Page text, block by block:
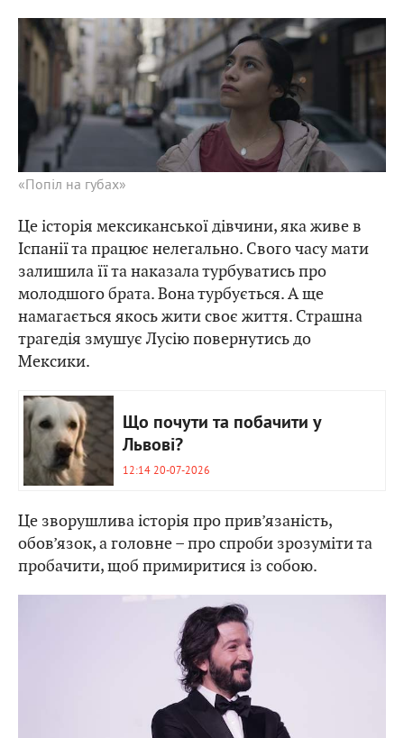
«Попіл на губах»
Це історія мексиканської дівчини, яка живе в
Іспанії та працює нелегально. Свого часу мати
залишила її та наказала турбуватись про
молодшого брата. Вона турбується. А ще
намагається якось жити своє життя. Страшна
трагедія змушує Лусію повернутись до
Мексики.
Що почути та побачити у
Львові?
12:14 20-07-2026
Це зворушлива історія про прив’язаність,
обов’язок, а головне – про спроби зрозуміти та
пробачити, щоб примиритися із собою.